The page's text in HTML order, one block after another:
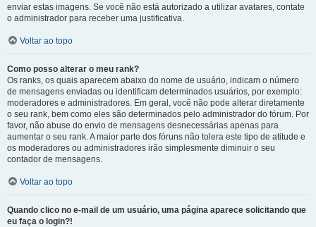
enviar estas imagens. Se você não está autorizado a utilizar avatares, contate
o administrador para receber uma justificativa.
Voltar ao topo
Como posso alterar o meu rank?
Os ranks, os quais aparecem abaixo do nome de usuário, indicam o número
de mensagens enviadas ou identificam determinados usuários, por exemplo:
moderadores e administradores. Em geral, você não pode alterar diretamente
o seu rank, bem como eles são determinados pelo administrador do fórum. Por
favor, não abuse do envio de mensagens desnecessárias apenas para
aumentar o seu rank. A maior parte dos fóruns não tolera este tipo de atitude e
os moderadores ou administradores irão simplesmente diminuir o seu
contador de mensagens.
Voltar ao topo
Quando clico no e-mail de um usuário, uma página aparece solicitando que
eu faça o login?!